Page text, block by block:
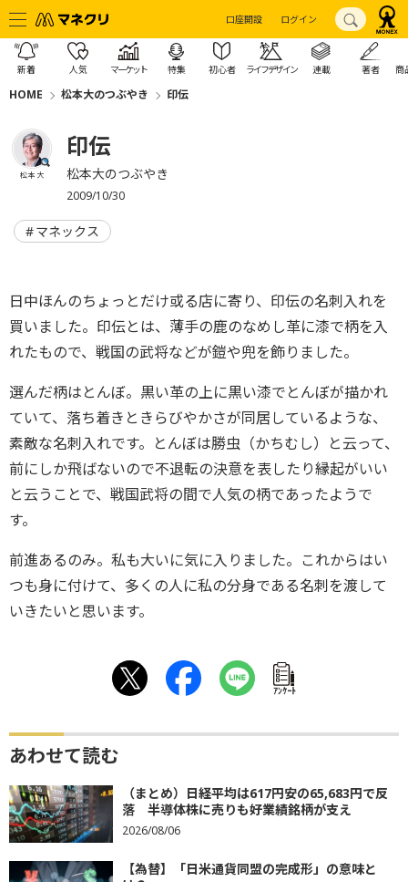
口座開設 ログイン
新着 人気 マーケット 特集 初心者 ライフデザイン 連載 著者 商
HOME 松本大のつぶやき 印伝
松本 大
印伝
松本大のつぶやき
2009/10/30
マネックス
日中ほんのちょっとだけ或る店に寄り、印伝の名刺入れを
買いました。印伝とは、薄手の鹿のなめし革に漆で柄を入
れたもので、戦国の武将などが鎧や兜を飾りました。
選んだ柄はとんぼ。黒い革の上に黒い漆でとんぼが描かれ
ていて、落ち着きときらびやかさが同居しているような、
素敵な名刺入れです。とんぼは勝虫（かちむし）と云って、
前にしか飛ばないので不退転の決意を表したり縁起がいい
と云うことで、戦国武将の間で人気の柄であったようで
す。
前進あるのみ。私も大いに気に入りました。これからはい
つも身に付けて、多くの人に私の分身である名刺を渡して
いきたいと思います。
ｱﾝｹｰﾄ
あわせて読む
（まとめ）日経平均は617円安の65,683円で反
落 半導体株に売りも好業績銘柄が支え
2026/08/06
【為替】「日米通貨同盟の完成形」の意味と